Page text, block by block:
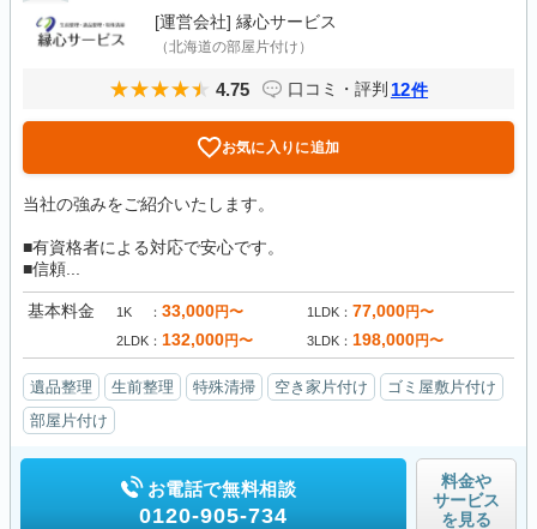
[運営会社] 縁心サービス
（北海道の部屋片付け）
4.75 口コミ・評判 12件
お気に入りに追加
当社の強みをご紹介いたします。
■有資格者による対応で安心です。
■信頼...
基本料金 1K 33,000円〜 1LDK 77,000円〜
2LDK 132,000円〜 3LDK 198,000円〜
遺品整理 生前整理 特殊清掃 空き家片付け
ゴミ屋敷片付け
部屋片付け
お電話で無料相談
0120-905-734
料金や
サービス
を見る